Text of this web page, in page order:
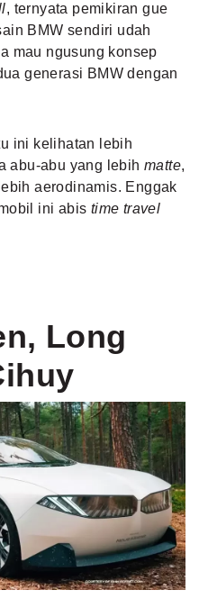
, ternyata pemikiran gue
BMW sendiri udah
mau ngusung konsep
generasi BMW dengan
ini kelihatan lebih
abu-abu yang lebihmatte,
aerodinamis. Enggak
ini abis time travel
Long